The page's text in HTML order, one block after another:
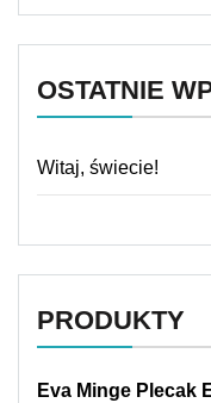
OSTATNIE
Witaj, świecie!
PRODUKTY
Eva Minge Plecak